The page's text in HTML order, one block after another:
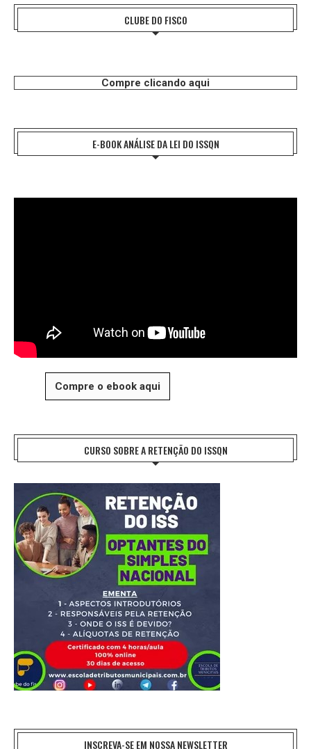
CLUBE DO FISCO
Compre clicando aqui
E-BOOK ANÁLISE DA LEI DO ISSQN
Compre o ebook aqui
CURSO SOBRE A RETENÇÃO DO ISSQN
INSCREVA-SE EM NOSSA NEWSLETTER